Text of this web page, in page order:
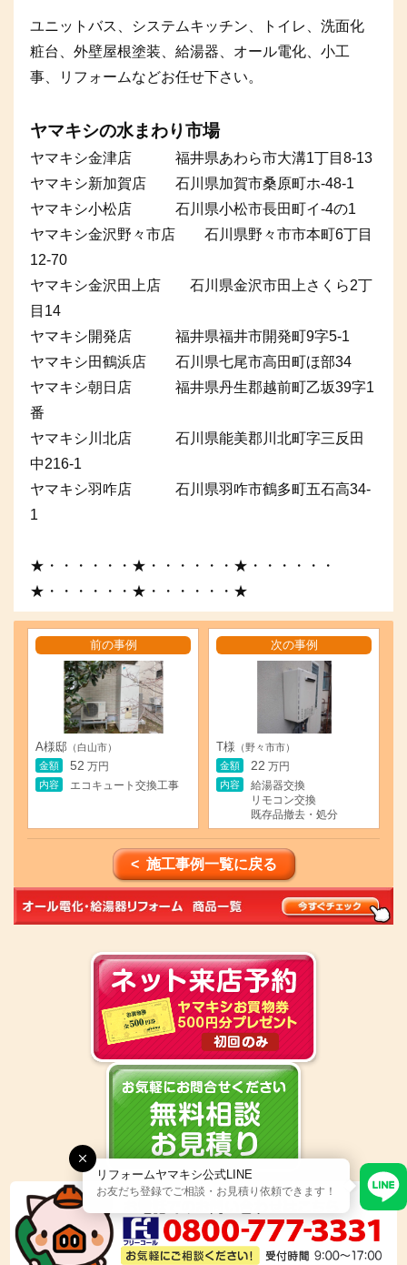
ユニットバス、システムキッチン、トイレ、洗面化
粧台、外壁屋根塗装、給湯器、オール電化、小工
事、リフォームなどお任せ下さい。
ヤマキシの水まわり市場
ヤマキシ金津店 福井県あわら市大溝1丁目8-13
ヤマキシ新加賀店 石川県加賀市桑原町ホ-48-1
ヤマキシ小松店 石川県小松市長田町イ-4の1
ヤマキシ金沢野々市店 石川県野々市市本町6丁目
12-70
ヤマキシ金沢田上店 石川県金沢市田上さくら2丁
目14
ヤマキシ開発店 福井県福井市開発町9字5-1
ヤマキシ田鶴浜店 石川県七尾市高田町ほ部34
ヤマキシ朝日店 福井県丹生郡越前町乙坂39字1
番
ヤマキシ川北店 石川県能美郡川北町字三反田
中216-1
ヤマキシ羽咋店 石川県羽咋市鶴多町五石高34-
1
★・・・・・・★・・・・・・★・・・・・・
★・・・・・・★・・・・・・★
前の事例
A様邸 （白山市）
金額
52 万円
内容
エコキュート交換工事
次の事例
T様 （野々市市）
金額
22 万円
内容
給湯器交換
リモコン交換
既存品撤去・処分
< 施工事例一覧に戻る
リフォームヤマキシ公式LINE
お友だち登録でご相談・お見積り依頼できます！